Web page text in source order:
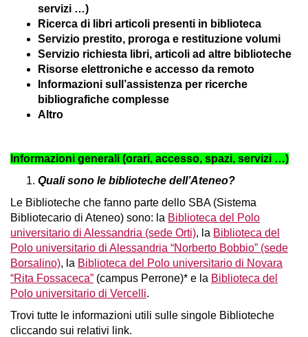
servizi …)
Ricerca di libri articoli presenti in biblioteca
Servizio prestito, proroga e restituzione volumi
Servizio richiesta libri, articoli ad altre biblioteche
Risorse elettroniche e accesso da remoto
Informazioni sull’assistenza per ricerche
bibliografiche complesse
Altro
Informazioni generali (orari, accesso, spazi, servizi …)
Quali sono le biblioteche dell’Ateneo?
Le Biblioteche che fanno parte dello SBA (Sistema
Bibliotecario di Ateneo) sono: la Biblioteca del Polo
universitario di Alessandria (sede Orti), la Biblioteca del
Polo universitario di Alessandria “Norberto Bobbio” (sede
Borsalino), la Biblioteca del Polo universitario di Novara
“Rita Fossaceca” (campus Perrone)* e la Biblioteca del
Polo universitario di Vercelli.
Trovi tutte le informazioni utili sulle singole Biblioteche
cliccando sui relativi link.